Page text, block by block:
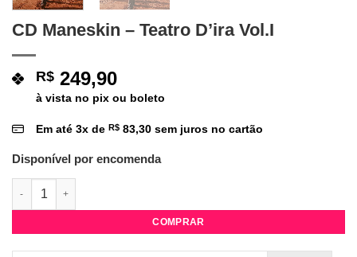
CD Maneskin – Teatro D’ira Vol.I
R$ 249,90
à vista no pix ou boleto
Em até 3x de R$ 83,30 sem juros no cartão
Disponível por encomenda
CD Maneskin - Teatro D'ira Vol.I quantidade
COMPRAR